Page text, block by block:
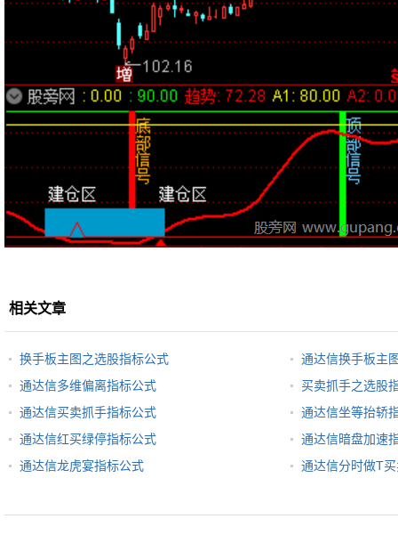
相关文章
换手板主图之选股指标公式
通达信换手板主
通达信多维偏离指标公式
买卖抓手之选股
通达信买卖抓手指标公式
通达信坐等抬轿
通达信红买绿停指标公式
通达信暗盘加速
通达信龙虎宴指标公式
通达信分时做T